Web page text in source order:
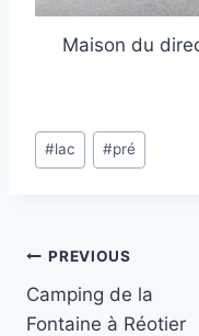
Maison du
Post
Tags:
#lac #pré
Post
navigation
PREVIOUS
Camping de la
Fontaine à Réotier